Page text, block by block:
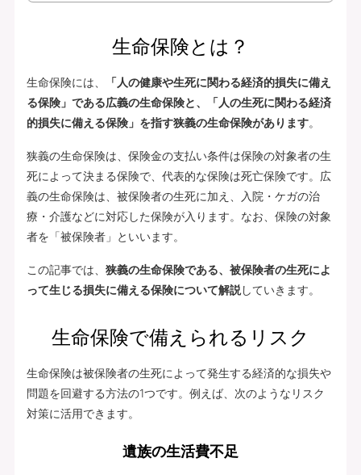
生命保険とは？
生命保険には、
「人の健康や生死に関わる経済的損失に備え
る保険」である広義の生命保険と、「人の生死に関わる経済
的損失に備える保険」を指す狭義の生命保険があります。
狭義の生命保険は、保険金の支払い条件は保険の対象者の生
死によって決まる保険で、代表的な保険は死亡保険です。広
義の生命保険は、被保険者の生死に加え、入院・ケガの治
療・介護などに対応した保険が入ります。なお、保険の対象
者を「被保険者」といいます。
この記事では、 狭義の生命保険である、被保険者の生死によ
って生じる損失に備える保険について解説していきます。
生命保険で備えられるリスク
生命保険は被保険者の生死によって発生する経済的な損失や
問題を回避する方法の1つです。例えば、次のようなリスク
対策に活用できます。
遺族の生活費不足